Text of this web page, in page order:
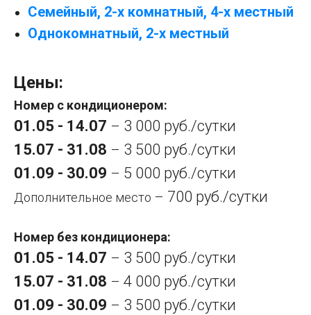
Семейный, 2-х комнатный, 4-х местный
Однокомнатный, 2-х местный
Цены:
Номер с кондиционером:
01.05 - 14.07 – 3 000 руб./сутки
15.07 - 31.08 – 3 500 руб./сутки
01.09 - 30.09 – 5 000 руб./сутки
Дополнительное место – 700 руб./сутки
Номер без кондиционера:
01.05 - 14.07 – 3 500 руб./сутки
15.07 - 31.08 – 4 000 руб./сутки
01.09 - 30.09 – 3 500 руб./сутки